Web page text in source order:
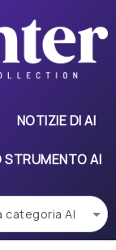
NOTIZIE DI AI
STRUMENTO AI